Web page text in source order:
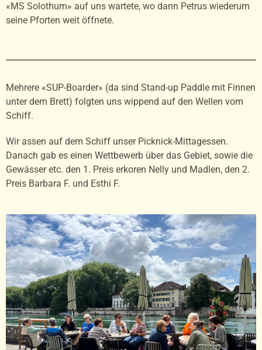
«MS Solothurn» auf uns wartete, wo dann Petrus wiederum
seine Pforten weit öffnete.
Mehrere «SUP-Boarder» (da sind Stand-up Paddle mit Finnen
unter dem Brett) folgten uns wippend auf den Wellen vom
Schiff.
Wir assen auf dem Schiff unser Picknick-Mittagessen.
Danach gab es einen Wettbewerb über das Gebiet, sowie die
Gewässer etc. den 1. Preis erkoren Nelly und Madlen, den 2.
Preis Barbara F. und Esthi F.